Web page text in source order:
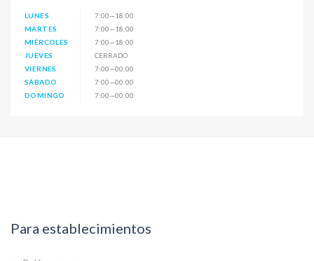
LUNES
7:00—18:00
MARTES
7:00—18:00
MIÉRCOLES
7:00—18:00
JUEVES
CERRADO
VIERNES
7:00—00:00
SÁBADO
7:00—00:00
DOMINGO
7:00—00:00
Para establecimientos